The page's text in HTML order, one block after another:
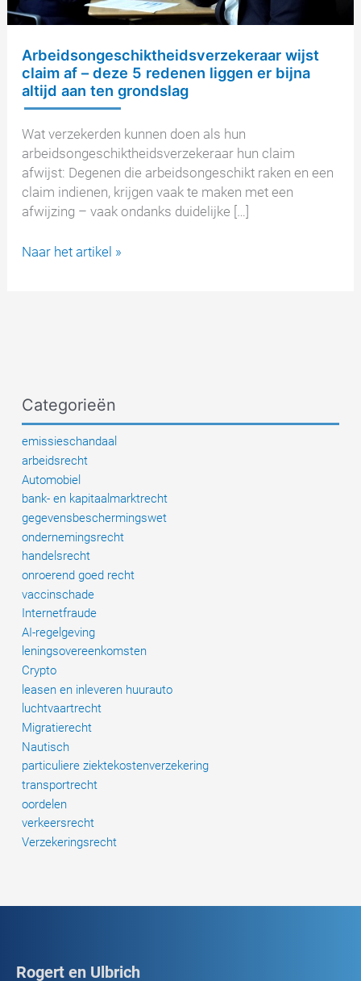
Arbeidsongeschiktheidsverzekeraar wijst
claim af – deze 5 redenen liggen er bijna
altijd aan ten grondslag
Wat verzekerden kunnen doen als hun
arbeidsongeschiktheidsverzekeraar hun claim
afwijst: Degenen die arbeidsongeschikt raken en een
claim indienen, krijgen vaak te maken met een
afwijzing – vaak ondanks duidelijke […]
Arbeidsongeschiktheidsverzekeraar
liggen
er
bijna
altijd
aan
ten
grondslag
Naar het artikel »
Categorieën
emissieschandaal
arbeidsrecht
Automobiel
bank- en kapitaalmarktrecht
gegevensbeschermingswet
ondernemingsrecht
handelsrecht
onroerend goed recht
vaccinschade
Internetfraude
AI-regelgeving
leningsovereenkomsten
Crypto
leasen en inleveren huurauto
luchtvaartrecht
Migratierecht
Nautisch
particuliere ziektekostenverzekering
transportrecht
oordelen
verkeersrecht
Verzekeringsrecht
Rogert en Ulbrich